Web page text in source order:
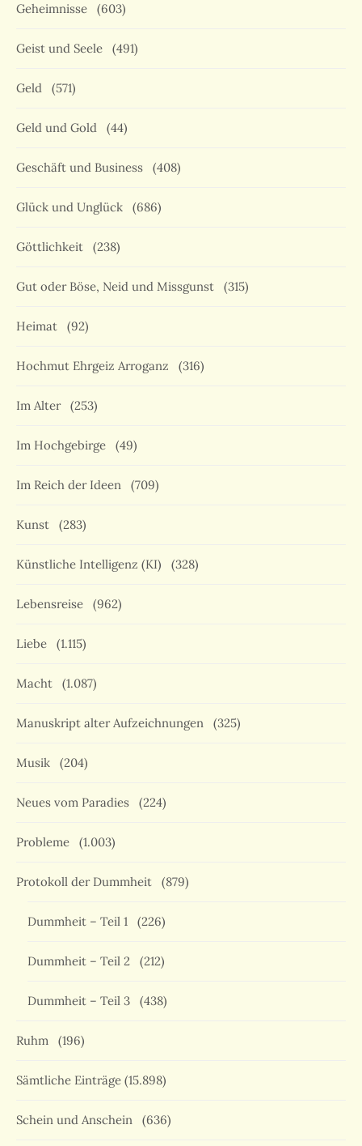
Geheimnisse (603)
Geist und Seele (491)
Geld (571)
Geld und Gold (44)
Geschäft und Business (408)
Glück und Unglück (686)
Göttlichkeit (238)
Gut oder Böse, Neid und Missgunst (315)
Heimat (92)
Hochmut Ehrgeiz Arroganz (316)
Im Alter (253)
Im Hochgebirge (49)
Im Reich der Ideen (709)
Kunst (283)
Künstliche Intelligenz (KI) (328)
Lebensreise (962)
Liebe (1.115)
Macht (1.087)
Manuskript alter Aufzeichnungen (325)
Musik (204)
Neues vom Paradies (224)
Probleme (1.003)
Protokoll der Dummheit (879)
Dummheit – Teil 1 (226)
Dummheit – Teil 2 (212)
Dummheit – Teil 3 (438)
Ruhm (196)
Sämtliche Einträge (15.898)
Schein und Anschein (636)